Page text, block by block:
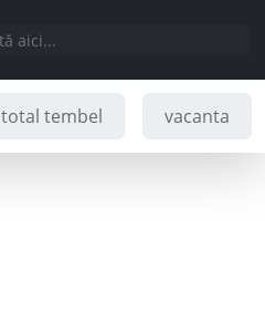
total tembel vacanta